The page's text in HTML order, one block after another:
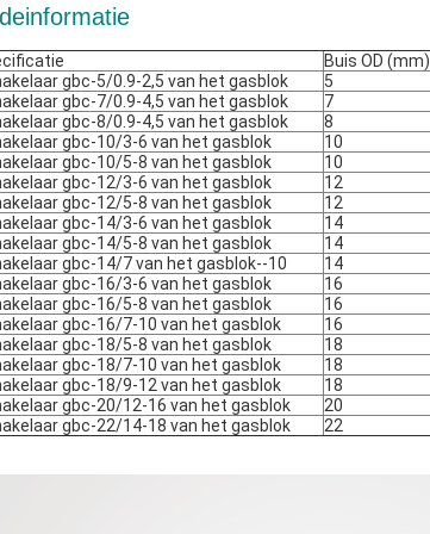
Buis OD (mm)
gbc-5/0.9-2,5 van het gasblok
5
gbc-7/0.9-4,5 van het gasblok
7
gbc-8/0.9-4,5 van het gasblok
8
gbc-10/3-6 van het gasblok
10
gbc-10/5-8 van het gasblok
10
gbc-12/3-6 van het gasblok
12
gbc-12/5-8 van het gasblok
12
gbc-14/3-6 van het gasblok
14
gbc-14/5-8 van het gasblok
14
gbc-14/7 van het gasblok--10
14
gbc-16/3-6 van het gasblok
16
gbc-16/5-8 van het gasblok
16
gbc-16/7-10 van het gasblok
16
gbc-18/5-8 van het gasblok
18
gbc-18/7-10 van het gasblok
18
gbc-18/9-12 van het gasblok
18
gbc-20/12-16 van het gasblok
20
gbc-22/14-18 van het gasblok
22